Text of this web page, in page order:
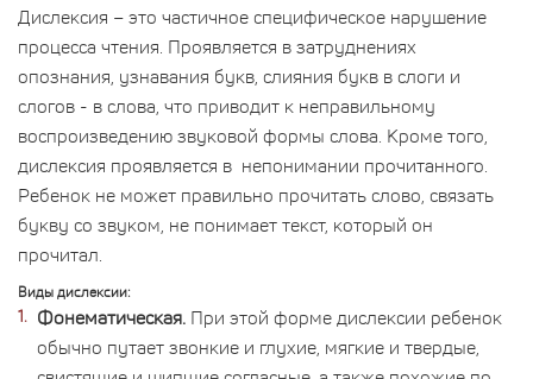
Дислексия – это частичное специфическое нарушение
процесса чтения. Проявляется в затруднениях
опознания, узнавания букв, слияния букв в слоги и
слогов - в слова, что приводит к неправильному
воспроизведению звуковой формы слова. Кроме того,
дислексия проявляется в непонимании прочитанного.
Ребенок не может правильно прочитать слово, связать
букву со звуком, не понимает текст, который он
прочитал.
Виды дислексии:
Фонематическая. При этой форме дислексии ребенок
обычно путает звонкие и глухие, мягкие и твердые,